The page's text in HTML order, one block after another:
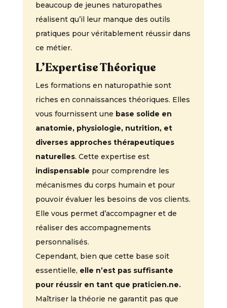
beaucoup de jeunes naturopathes
réalisent qu’il leur manque des outils
pratiques pour véritablement réussir dans
ce métier.
L’Expertise Théorique
Les formations en naturopathie sont
riches en connaissances théoriques. Elles
vous fournissent une base solide en
anatomie, physiologie, nutrition, et
diverses approches thérapeutiques
naturelles. Cette expertise est
indispensable pour comprendre les
mécanismes du corps humain et pour
pouvoir évaluer les besoins de vos clients.
Elle vous permet d’accompagner et de
réaliser des accompagnements
personnalisés.
Cependant, bien que cette base soit
essentielle, elle n’est pas suffisante
pour réussir en tant que praticien.ne.
Maîtriser la théorie ne garantit pas que